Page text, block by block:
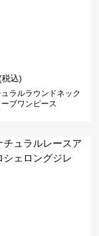
税込)
ラルラウンドネック
ブワンピース